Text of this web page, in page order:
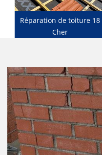
Réparation de toiture 18
Cher